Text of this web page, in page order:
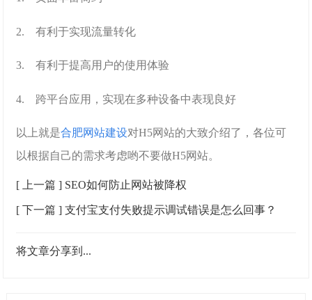
2. 有利于实现流量转化
3. 有利于提高用户的使用体验
4. 跨平台应用，实现在多种设备中表现良好
以上就是合肥网站建设对H5网站的大致介绍了，各位可
以根据自己的需求考虑哟不要做H5网站。
[ 上一篇 ] SEO如何防止网站被降权
[ 下一篇 ]支付宝支付失败提示调试错误是怎么回事？
将文章分享到...